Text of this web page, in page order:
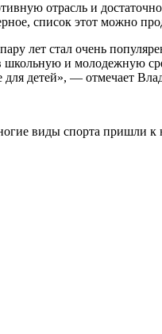
отрасль и
список этот можно
лет стал очень
школьную и молодежную
для детей», — отмечает
виды спорта пришли к